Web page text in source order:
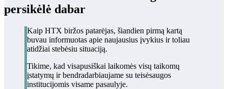
persikėlė dabar
Kaip HTX biržos patarėjas, šiandien pirmą kartą
buvau informuotas apie naujausius įvykius ir toliau
atidžiai stebėsiu situaciją.
Tikime, kad visapusiškai laikomės visų taikomų
įstatymų ir bendradarbiaujame su teisėsaugos
institucijomis visame pasaulyje.